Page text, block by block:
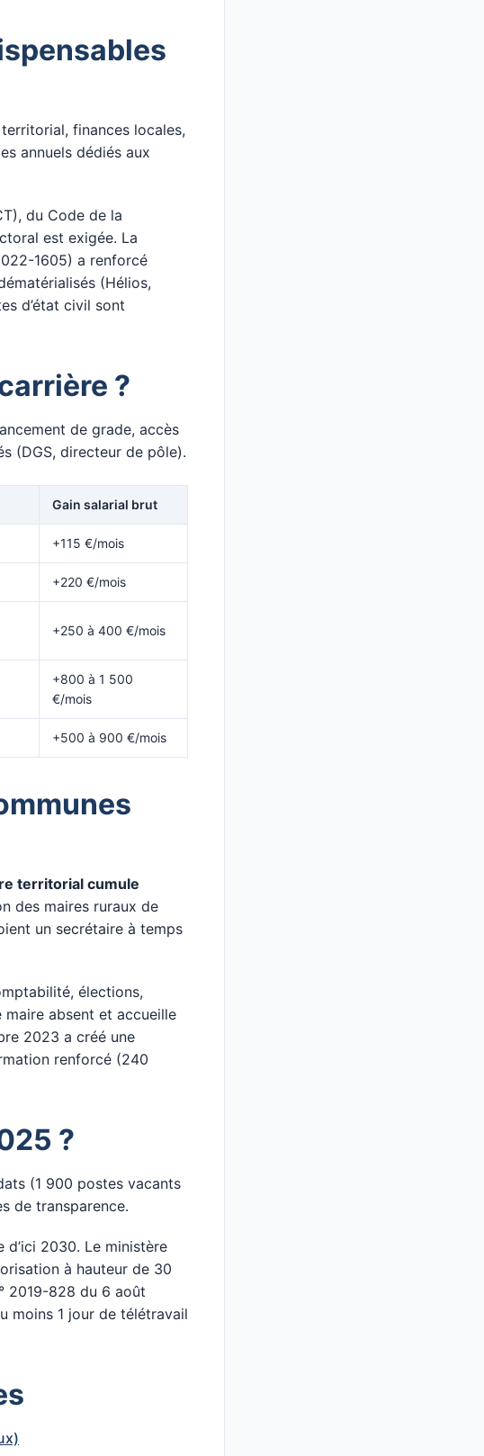
finances locales,
annuels dédiés aux
du Code de la
est exigée. La
1605) a renforcé
(Hélios,
d’état civil sont
?
de grade, accès
(DGS, directeur de pôle).
Gain salarial brut
+115 €/mois
+220 €/mois
+250 à 400 €/mois
+800 à 1 500
€/mois
+500 à 900 €/mois
territorial cumule
des maires ruraux de
un secrétaire à temps
élections,
maire absent et accueille
2023 a créé une
renforcé (240
?
(1 900 postes vacants
de transparence.
d’ici 2030. Le ministère
à hauteur de 30
2019-828 du 6 août
moins 1 jour de télétravail